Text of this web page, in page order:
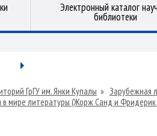
Электронный каталог
библиотеки
ГрГУ им. Янки Купалы » Зарубежная
в мире литературы (Жорж Санд и